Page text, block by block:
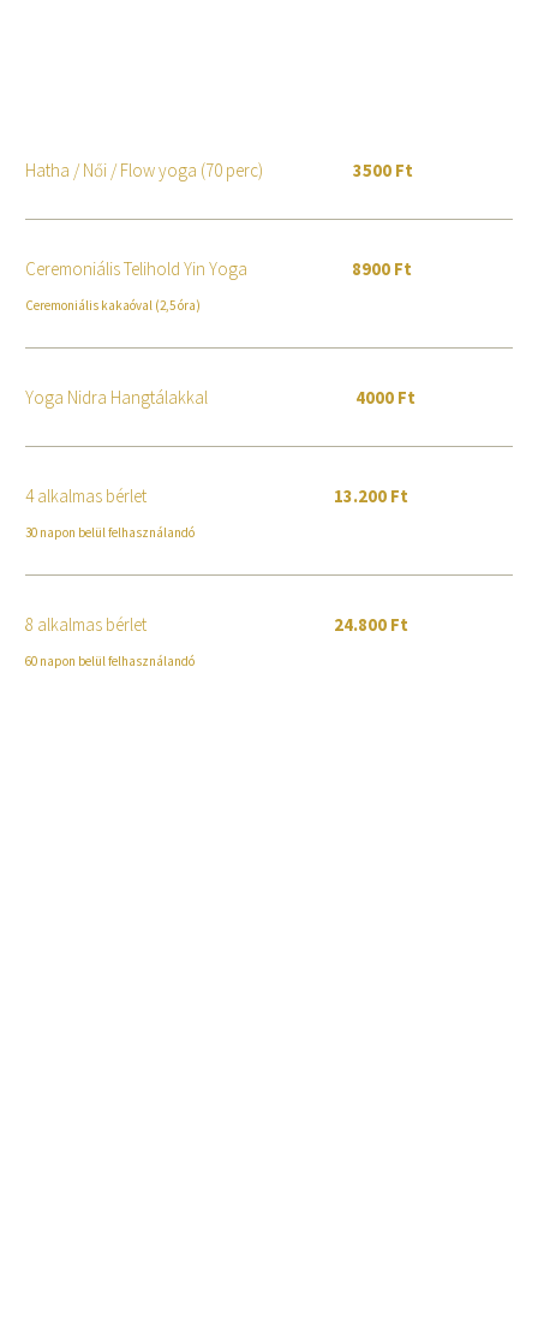
Hatha / Női / Flow yoga (70 perc) 3500 Ft
Ceremoniális Telihold Yin Yoga 8900 Ft
Ceremoniális kakaóval (2,5 óra)
Yoga Nidra Hangtálakkal 4000 Ft
4 alkalmas bérlet 13.200 Ft
30 napon belül felhasználandó
8 alkalmas bérlet 24.800 Ft
60 napon belül felhasználandó